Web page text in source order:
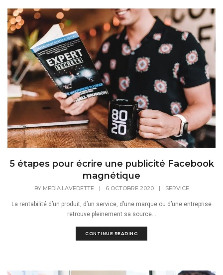
5 étapes pour écrire une publicité Facebook
magnétique
BY MEDIA.LAVEDETTE | 6 OCTOBRE 2020 | SERVICE
La rentabilité d’un produit, d’un service, d’une marque ou d’une entreprise
retrouve pleinement sa source...
CONTINUE READING